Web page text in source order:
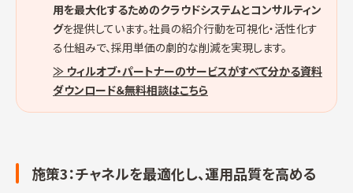
用を最大化するためのクラウドシステムとコンサルティン
グを提供しています。社員の紹介行動を可視化・活性化す
る仕組みで、採用単価の劇的な削減を実現します。
≫ ウィルオブ・パートナーのサービスがすべて分かる資料
ダウンロード＆無料相談はこちら
施策3：チャネルを最適化し、運用品質を高める